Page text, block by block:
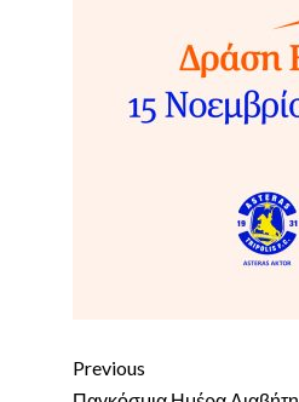
Continue
Previous